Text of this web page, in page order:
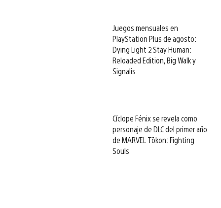
Juegos mensuales en
PlayStation Plus de agosto:
Dying Light 2 Stay Human:
Reloaded Edition, Big Walk y
Signalis
Cíclope Fénix se revela como
personaje de DLC del primer año
de MARVEL Tōkon: Fighting
Souls